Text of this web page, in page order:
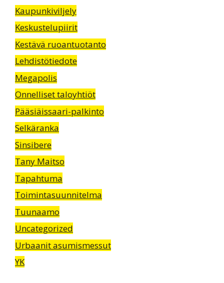
Kaupunkiviljely
Keskustelupiirit
Kestävä ruoantuotanto
Lehdistötiedote
Megapolis
Onnelliset taloyhtiöt
Pääsiäissaari-palkinto
Selkäranka
Sinsibere
Tany Maitso
Tapahtuma
Toimintasuunnitelma
Tuunaamo
Uncategorized
Urbaanit asumismessut
YK